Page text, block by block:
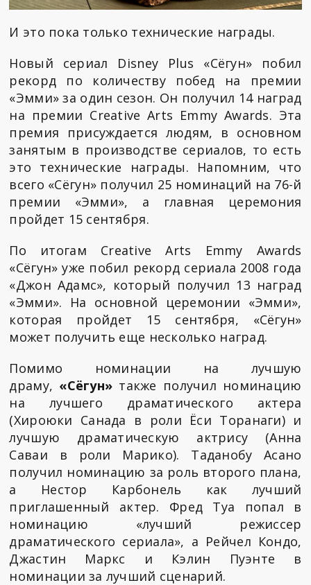
И это пока только технические награды.
Новый сериал Disney Plus «Сёгун» побил
рекорд по количеству побед на премии
«Эмми» за один сезон. Он получил 14 наград
на премии Creative Arts Emmy Awards. Эта
премия присуждается людям, в основном
занятым в производстве сериалов, то есть
это технические награды. Напомним, что
всего «Сёгун» получил 25 номинаций на 76-й
премии «Эмми», а главная церемония
пройдет 15 сентября.
По итогам Creative Arts Emmy Awards
«Сёгун» уже побил рекорд сериала 2008 года
«Джон Адамс», который получил 13 наград
«Эмми». На основной церемонии «Эмми»,
которая пройдет 15 сентября, «Сёгун»
может получить еще несколько наград.
Помимо номинации на лучшую
драму, «Сёгун» также получил номинацию
на лучшего драматического актера
(Хироюки Санада в роли Ёси Торанаги) и
лучшую драматическую актрису (Анна
Саваи в роли Марико). Таданобу Асано
получил номинацию за роль второго плана,
а Нестор Карбонель как лучший
приглашенный актер. Фред Туа попал в
номинацию «лучший режиссер
драматического сериала», а Рейчел Кондо,
Джастин Маркс и Кэлин Пуэнте в
номинации за лучший сценарий.